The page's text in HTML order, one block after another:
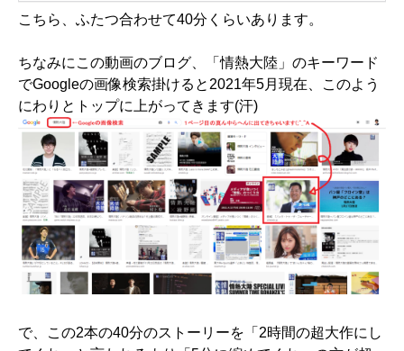
こちら、ふたつ合わせて40分くらいあります。
ちなみにこの動画のブログ、「情熱大陸」のキーワード
でGoogleの画像検索掛けると2021年5月現在、このよう
にわりとトップに上がってきます(汗)
で、この2本の40分のストーリーを「2時間の超大作にし